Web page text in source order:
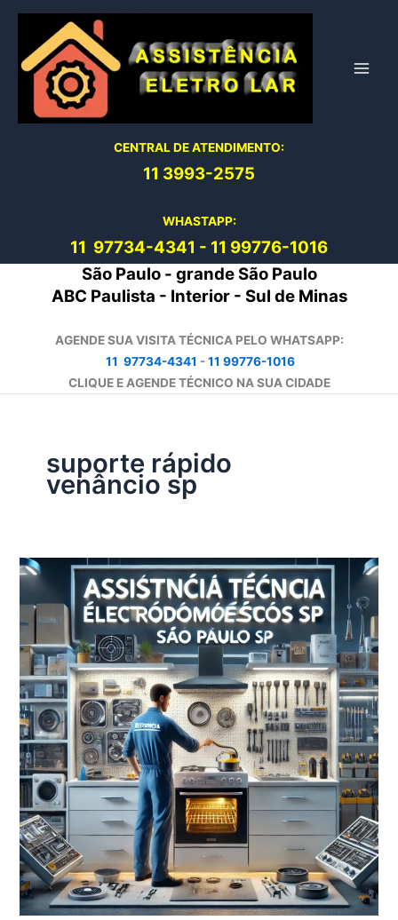
conteúdo
CENTRAL DE ATENDIMENTO:
11 3993-2575
WHASTAPP:
11 97734-4341 - 11 99776-1016
São Paulo - grande São Paulo
ABC Paulista - Interior - Sul de Minas
AGENDE SUA VISITA TÉCNICA PELO WHATSAPP:
11 97734-4341 -11 99776-1016
CLIQUE E AGENDE TÉCNICO NA SUA CIDADE
suporte rápido
venâncio sp